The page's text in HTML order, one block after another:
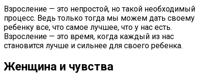
Взросление — это непростой, но такой необходимый
процесс. Ведь только тогда мы можем дать своему
ребенку все, что самое лучшее, что у нас есть.
Взросление — это время, когда каждый из нас
становится лучше и сильнее для своего ребенка.
Женщина и чувства